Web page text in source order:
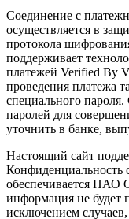
Соединение с
осуществляется в
протокола
поддерживает
платежей Verified By
проведения платежа
специального
паролей для
уточнить в банке,
Настоящий сайт
Конфиденциальность
обеспечивается ПАО
информация не будет
исключением